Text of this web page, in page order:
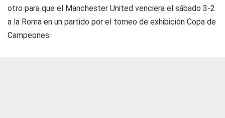
otro para que el Manchester United venciera el sábado 3-2
a la Roma en un partido por el torneo de exhibición Copa de
Campeones.